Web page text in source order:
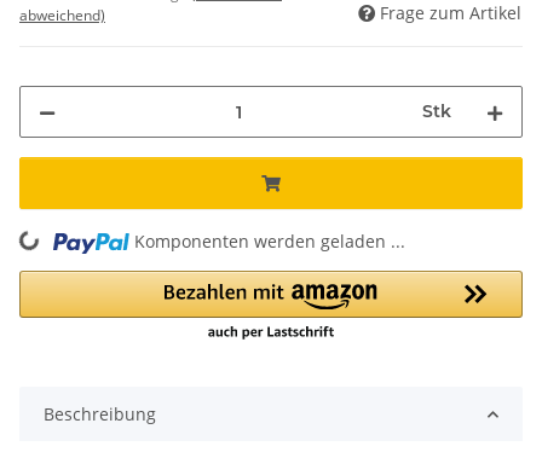
abweichend)
Frage zum Artikel
Stk
Loading... Komponenten werden geladen ...
Beschreibung